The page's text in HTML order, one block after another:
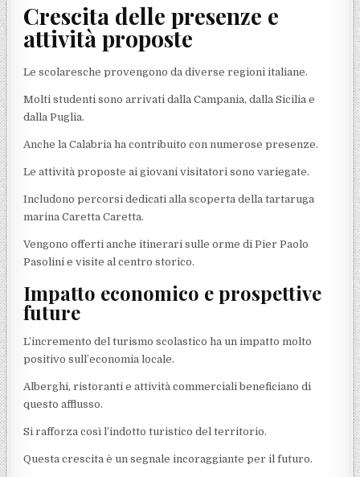
Crescita delle presenze e
attività proposte
Le scolaresche provengono da diverse regioni italiane.
Molti studenti sono arrivati dalla Campania, dalla Sicilia e
dalla Puglia.
Anche la Calabria ha contribuito con numerose presenze.
Le attività proposte ai giovani visitatori sono variegate.
Includono percorsi dedicati alla scoperta della tartaruga
marina Caretta Caretta.
Vengono offerti anche itinerari sulle orme di Pier Paolo
Pasolini e visite al centro storico.
Impatto economico e prospettive
future
L’incremento del turismo scolastico ha un impatto molto
positivo sull’economia locale.
Alberghi, ristoranti e attività commerciali beneficiano di
questo afflusso.
Si rafforza così l’indotto turistico del territorio.
Questa crescita è un segnale incoraggiante per il futuro.